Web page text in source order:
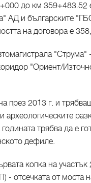
до км 359+483.52
АД и българските
на договора е
"Струма"
"Ориент/
през 2013 г. и
археологическите
трябва да е
дефиле.
копка на
- отсечката от моста